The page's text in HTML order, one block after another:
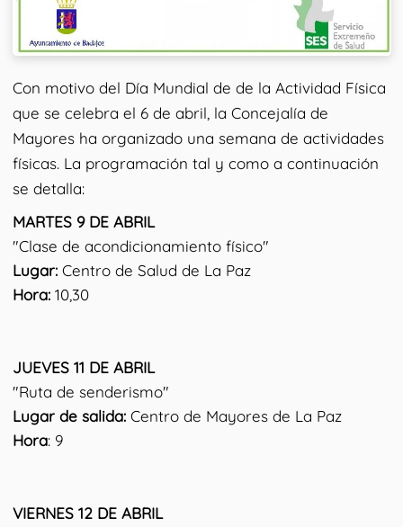
Con motivo del Día Mundial de de la Actividad Física
que se celebra el 6 de abril, la Concejalía de
Mayores ha organizado una semana de actividades
físicas. La programación tal y como a continuación
se detalla:
MARTES 9 DE ABRIL
"Clase de acondicionamiento físico"
Lugar:Centro de Salud de La Paz
Hora: 10,30
JUEVES 11 DE ABRIL
"Ruta de senderismo"
Lugar de salida:Centro de Mayores de La Paz
Hora: 9
VIERNES 12 DE ABRIL